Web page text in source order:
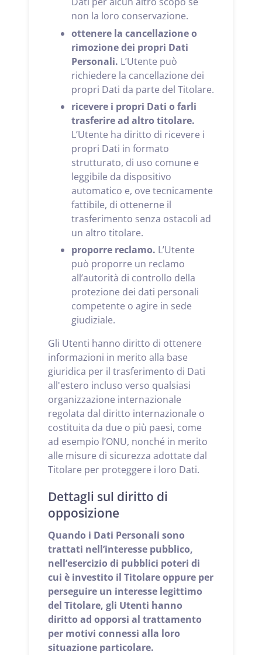
non la loro conservazione.
ottenere la cancellazione o
rimozione dei propri Dati
Personali. L’Utente può
richiedere la cancellazione dei
propri Dati da parte del Titolare.
ricevere i propri Dati o farli
trasferire ad altro titolare.
L’Utente ha diritto di ricevere i
propri Dati in formato
strutturato, di uso comune e
leggibile da dispositivo
automatico e, ove tecnicamente
fattibile, di ottenerne il
trasferimento senza ostacoli ad
un altro titolare.
proporre reclamo. L’Utente
può proporre un reclamo
all’autorità di controllo della
protezione dei dati personali
competente o agire in sede
giudiziale.
Gli Utenti hanno diritto di ottenere
informazioni in merito alla base
giuridica per il trasferimento di Dati
all'estero incluso verso qualsiasi
organizzazione internazionale
regolata dal diritto internazionale o
costituita da due o più paesi, come
ad esempio l’ONU, nonché in merito
alle misure di sicurezza adottate dal
Titolare per proteggere i loro Dati.
Dettagli sul diritto di
opposizione
Quando i Dati Personali sono
trattati nell’interesse pubblico,
nell’esercizio di pubblici poteri di
cui è investito il Titolare oppure per
perseguire un interesse legittimo
del Titolare, gli Utenti hanno
diritto ad opporsi al trattamento
per motivi connessi alla loro
situazione particolare.